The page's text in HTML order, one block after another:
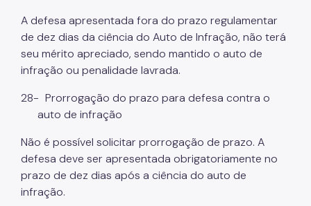
A defesa apresentada fora do prazo regulamentar
de dez dias da ciência do Auto de Infração, não terá
seu mérito apreciado, sendo mantido o auto de
infração ou penalidade lavrada.
28- Prorrogação do prazo para defesa contra o
auto de infração
Não é possível solicitar prorrogação de prazo. A
defesa deve ser apresentada obrigatoriamente no
prazo de dez dias após a ciência do auto de
infração.